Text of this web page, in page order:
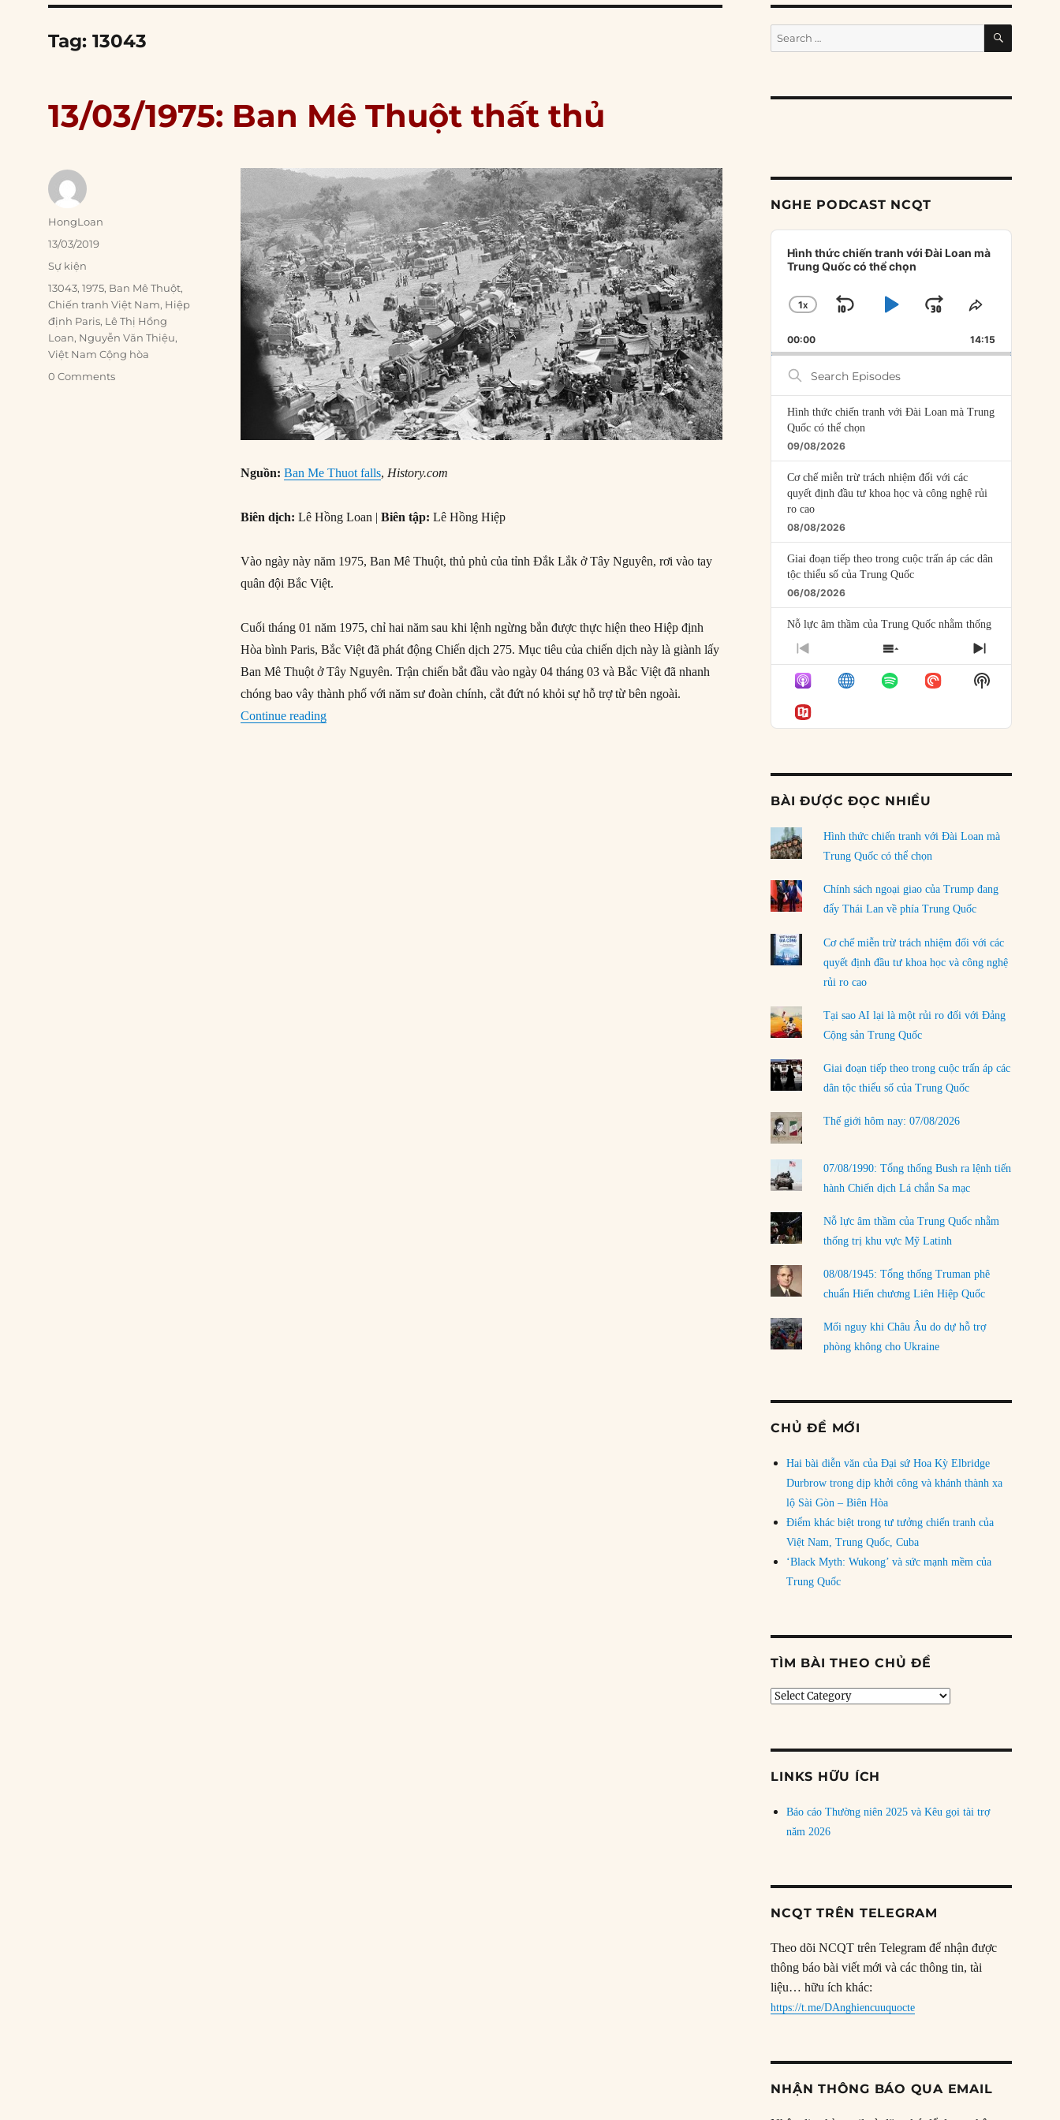
Tag:13043
13/03/1975: Ban Mê Thuột thất thủ
Nguồn: Ban Me Thuot falls, History.com
Biên dịch: Lê Hồng Loan |Biên tập:Lê Hồng Hiệp
Vào ngày này năm 1975, Ban Mê Thuột, thủ phủ của tỉnh Đắk Lắk ở Tây Nguyên, rơi vào tay
quân đội Bắc Việt.
Cuối tháng 01 năm 1975, chỉ hai năm sau khi lệnh ngừng bắn được thực hiện theo Hiệp định
Hòa bình Paris, Bắc Việt đã phát động Chiến dịch 275. Mục tiêu của chiến dịch này là giành lấy
Ban Mê Thuột ở Tây Nguyên. Trận chiến bắt đầu vào ngày 04 tháng 03 và Bắc Việt đã nhanh
chóng bao vây thành phố với năm sư đoàn chính, cắt đứt nó khỏi sự hỗ trợ từ bên ngoài.
Continue reading“13/03/1975: Ban Mê Thuột thất thủ”
Author
HongLoan
Posted
13/03/2019
Categories
Sự kiện
Tags
13043,1975, Ban Mê Thuột,
Chiến tranh Việt Nam, Hiệp
định Paris, Lê Thị Hồng
Loan, Nguyễn Văn Thiệu,
Việt Nam Cộng hòa
0 Comments
Search
for:
SEARCH
NGHE PODCAST NCQT
Audio
Player
Hình thức chiến tranh với Đài Loan mà
Trung Quốc có thể chọn
CHANGE
RATE
1X
SKIP
BACKWARD
PLAYJUMP
FORWARD
SHARE
EPISODE
00:00 14:15
Search
Episodes
Hình thức chiến tranh với Đài Loan mà Trung
Quốc có thể chọn
09/08/2026
Cơ chế miễn trừ trách nhiệm đối với các
quyết định đầu tư khoa học và công nghệ rủi
ro cao
08/08/2026
Giai đoạn tiếp theo trong cuộc trấn áp các dân
tộc thiểu số của Trung Quốc
06/08/2026
Nỗ lực âm thầm của Trung Quốc nhằm thống
trị khu vực Mỹ Latinh
Nợ cho kẻ mộng mơ: Vốn vay chính sách và
giới hạn của việc cho startup vay vốn
05/08/2026
của phe cánh hữu mới
Ngoại trưởng Nhật Bản?
04/08/2026
Điểm mù chiến lược của Trump tại Thái Bình
Dương
Đặt cược vào thất bại: Các quỹ đầu tư mạo
hiểm quốc gia và khía cạnh chính trị của vốn
Làm thế nào để kết thúc Chiến tranh Iran?
LOAD MORE
PREVIOUS
EPISODE
SHOW
EPISODES
LIST
NEXT
EPISODE
Show
Podcast
BÀI ĐƯỢC ĐỌC NHIỀU
Hình thức chiến tranh với Đài Loan mà
Trung Quốc có thể chọn
Chính sách ngoại giao của Trump đang
đẩy Thái Lan về phía Trung Quốc
Cơ chế miễn trừ trách nhiệm đối với các
quyết định đầu tư khoa học và công nghệ
rủi ro cao
Tại sao AI lại là một rủi ro đối với Đảng
Cộng sản Trung Quốc
Giai đoạn tiếp theo trong cuộc trấn áp các
dân tộc thiểu số của Trung Quốc
Thế giới hôm nay: 07/08/2026
07/08/1990: Tổng thống Bush ra lệnh tiến
hành Chiến dịch Lá chắn Sa mạc
Nỗ lực âm thầm của Trung Quốc nhằm
thống trị khu vực Mỹ Latinh
08/08/1945: Tổng thống Truman phê
chuẩn Hiến chương Liên Hiệp Quốc
Mối nguy khi Châu Âu do dự hỗ trợ
phòng không cho Ukraine
CHỦ ĐỀ MỚI
Hai bài diễn văn của Đại sứ Hoa Kỳ Elbridge
Durbrow trong dịp khởi công và khánh thành xa
lộ Sài Gòn – Biên Hòa
Điểm khác biệt trong tư tưởng chiến tranh của
Việt Nam, Trung Quốc, Cuba
‘Black Myth: Wukong’ và sức mạnh mềm của
Trung Quốc
TÌM BÀI THEO CHỦ ĐỀ
Tìm
LINKS HỮU ÍCH
Báo cáo Thường niên 2025 và Kêu gọi tài trợ
năm 2026
NCQT TRÊN TELEGRAM
Theo dõi NCQT trên Telegram để nhận được
thông báo bài viết mới và các thông tin, tài
liệu… hữu ích khác:
https://t.me/DAnghiencuuquocte
NHẬN THÔNG BÁO QUA EMAIL